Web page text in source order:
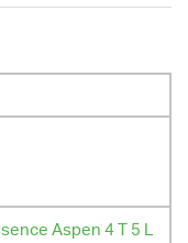
Aspen 4 T 5 L